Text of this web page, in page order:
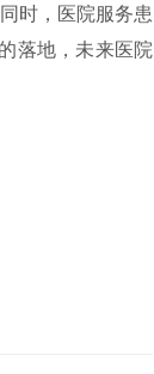
时，医院服务患
落地，未来医院